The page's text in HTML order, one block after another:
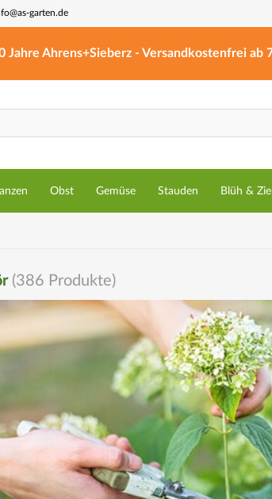
garten.de
Jahre Ahrens+Sieberz - Versandkostenfrei ab
Obst Gemüse Stauden Blüh &
(386 Produkte)